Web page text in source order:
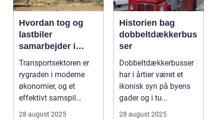
Hvordan tog og
lastbiler
samarbejder i
transportsektoren
Transportsektoren er
rygraden i moderne
økonomier, og et
effektivt samspil
mellem tog og last...
28 august 2025
Historien bag
dobbeltdækkerbus
ser
Dobbeltdækkerbusser
har i årtier været et
ikonisk syn på byens
gader og i tu...
28 august 2025